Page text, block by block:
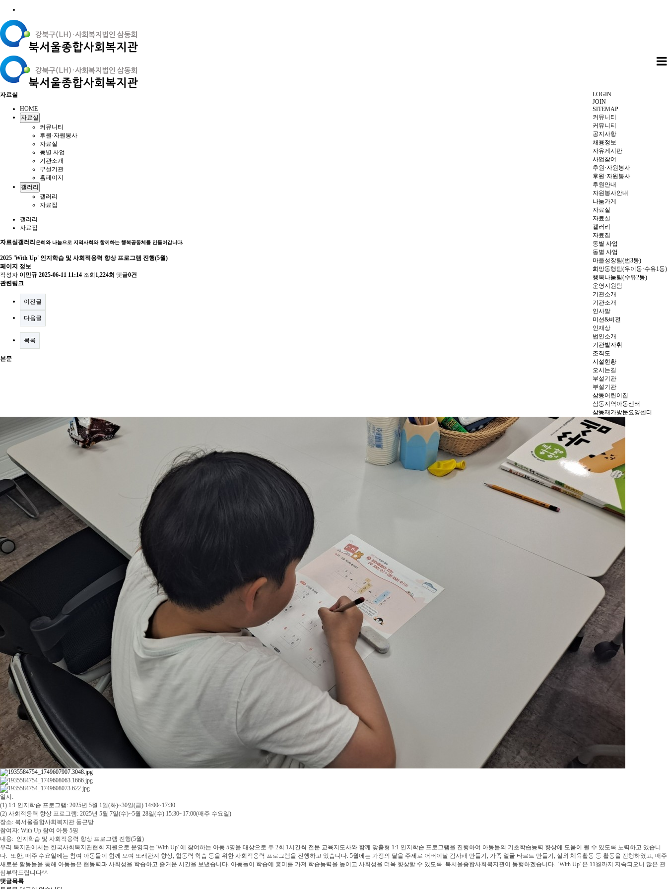
LOGIN
JOIN
SITEMAP
커뮤니티
커뮤니티
공지사항
채용정보
자유게시판
사업참여
후원·자원봉사
후원·자원봉사
후원안내
자원봉사안내
나눔가게
자료실
자료실
갤러리
자료집
동별 사업
동별 사업
마을성장팀(번3동)
희망동행팀(우이동·수유1동)
행복나눔팀(수유2동)
운영지원팀
기관소개
기관소개
인사말
미션&비전
인재상
법인소개
기관발자취
조직도
시설현황
오시는길
부설기관
부설기관
삼동어린이집
삼동지역아동센터
삼동재가방문요양센터
자료실
HOME
자료실
커뮤니티
후원·자원봉사
자료실
동별 사업
기관소개
부설기관
홈페이지
갤러리
갤러리
자료집
갤러리
자료집
자료실갤러리 은혜와 나눔으로 지역사회와 함께하는 행복공동체를 만들어갑니다.
2025 'With Up' 인지학습 및 사회적응력 향상 프로그램 진행(5월)
페이지 정보
작성자 이민규 2025-06-11 11:14 조회 1,224회 댓글0건
관련링크
이전글
다음글
목록
본문
일시:
(1) 1:1 인지학습 프로그램: 2025년 5월 1일(화)~30일(금) 14:00~17:30
(2) 사회적응력 향상 프로그램: 2025년 5월 7일(수)~5월 28일(수) 15:30~17:00(매주 수요일)
장소: 북서울종합사회복지관 둥근방
참여자: With Up 참여 아동 5명
내용: 인지학습 및 사회적응력 향상 프로그램 진행(5월)
우리 복지관에서는 한국사회복지관협회 지원으로 운영되는 'With Up' 에 참여하는 아동 5명을 대상으로 주 2회 1시간씩 전문 교육지도사와 함께 맞춤형 1:1 인지학습 프로그램을 진행하여 아동들의 기초학습능력 향상에 도움이 될 수 있도록 노력하고 있습니
다. 또한, 매주 수요일에는 참여 아동들이 함께 모여 또래관계 향상, 협동력 학습 등을 위한 사회적응력 프로그램을 진행하고 있습니다. 5월에는 가정의 달을 주제로 어버이날 감사패 만들기, 가족 얼굴 타르트 만들기, 실외 체육활동 등 활동을 진행하였고, 매주
새로운 활동들을 통해 아동들은 협동력과 사회성을 학습하고 즐거운 시간을 보냈습니다. 아동들이 학습에 흥미를 가져 학습능력을 높이고 사회성을 더욱 향상할 수 있도록 북서울종합사회복지관이 동행하겠습니다. 'With Up' 은 11월까지 지속되오니 많은 관
심부탁드립니다^^
댓글목록